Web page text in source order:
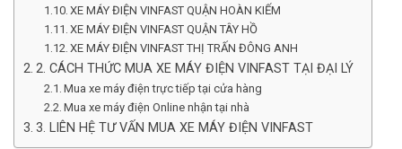
XE MÁY ĐIỆN VINFAST QUẬN HOÀN KIẾM
XE MÁY ĐIỆN VINFAST QUẬN TÂY HỒ
XE MÁY ĐIỆN VINFAST THỊ TRẤN ĐÔNG ANH
2. CÁCH THỨC MUA XE MÁY ĐIỆN VINFAST TẠI ĐẠI LÝ
Mua xe máy điện trực tiếp tại cửa hàng
Mua xe máy điện Online nhận tại nhà
3. LIÊN HỆ TƯ VẤN MUA XE MÁY ĐIỆN VINFAST